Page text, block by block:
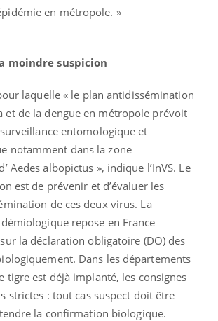
en métropole. »
moindre suspicion
laquelle « le plan antidissémination
et de la dengue en métropole prévoit
entomologique et
notamment dans la zone
Aedes albopictus », indique l’InVS. Le
est de prévenir et d’évaluer les
de ces deux virus. La
repose en France
la déclaration obligatoire (DO) des
Dans les départements
tigre est déjà implanté, les consignes
strictes : tout cas suspect doit être
la confirmation biologique.